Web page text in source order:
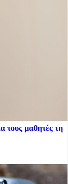
τους μαθητές τη